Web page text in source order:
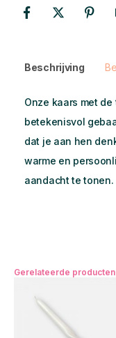
Beschrijving
Onze kaars met de
betekenisvol
dat je aan hen
warme en
aandacht te tonen.
Gerelateerde producten